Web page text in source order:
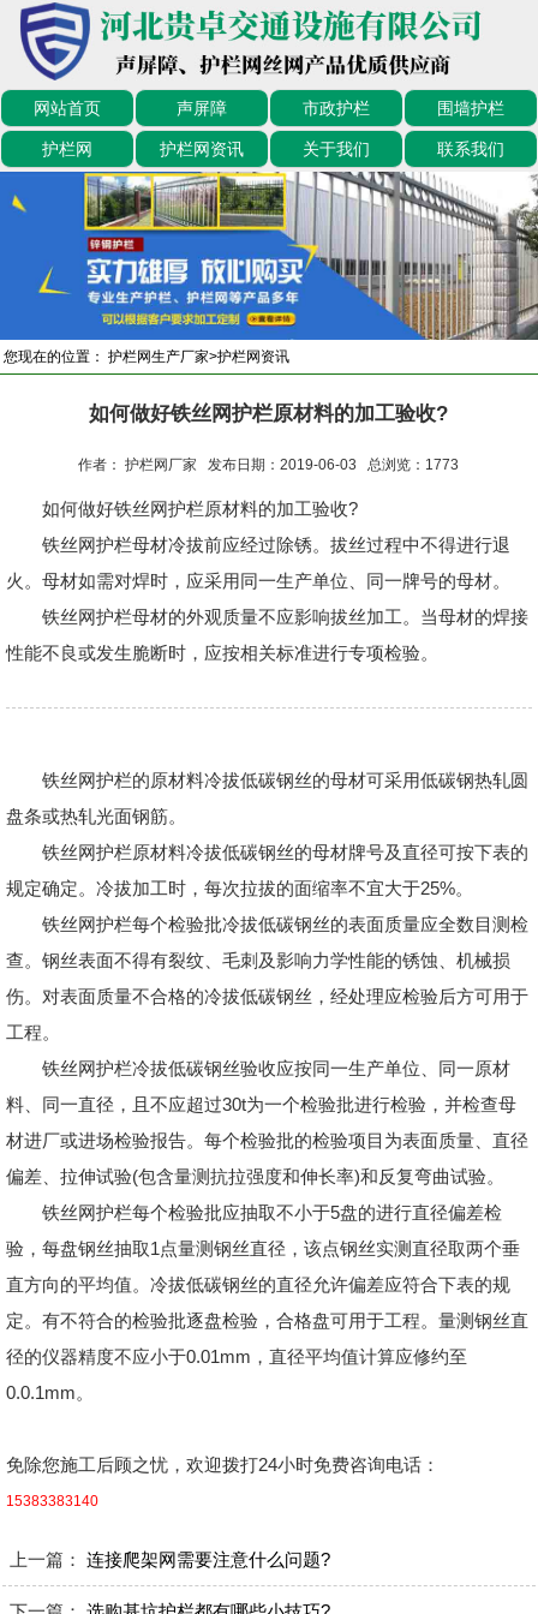
网站首页 声屏障 市政护栏 围墙护栏
护栏网 护栏网资讯 关于我们 联系我们
您现在的位置： 护栏网生产厂家>护栏网资讯
如何做好铁丝网护栏原材料的加工验收?
作者： 护栏网厂家 发布日期：2019-06-03 总浏览： 1773
如何做好铁丝网护栏原材料的加工验收?
铁丝网护栏母材冷拔前应经过除锈。拔丝过程中不得进行退
火。母材如需对焊时，应采用同一生产单位、同一牌号的母材。
铁丝网护栏母材的外观质量不应影响拔丝加工。当母材的焊接
性能不良或发生脆断时，应按相关标准进行专项检验。
铁丝网护栏的原材料冷拔低碳钢丝的母材可采用低碳钢热轧圆
盘条或热轧光面钢筋。
铁丝网护栏原材料冷拔低碳钢丝的母材牌号及直径可按下表的
规定确定。冷拔加工时，每次拉拔的面缩率不宜大于25%。
铁丝网护栏每个检验批冷拔低碳钢丝的表面质量应全数目测检
查。钢丝表面不得有裂纹、毛刺及影响力学性能的锈蚀、机械损
伤。对表面质量不合格的冷拔低碳钢丝，经处理应检验后方可用于
工程。
铁丝网护栏冷拔低碳钢丝验收应按同一生产单位、同一原材
料、同一直径，且不应超过30t为一个检验批进行检验，并检查母
材进厂或进场检验报告。每个检验批的检验项目为表面质量、直径
偏差、拉伸试验(包含量测抗拉强度和伸长率)和反复弯曲试验。
铁丝网护栏每个检验批应抽取不小于5盘的进行直径偏差检
验，每盘钢丝抽取1点量测钢丝直径，该点钢丝实测直径取两个垂
直方向的平均值。冷拔低碳钢丝的直径允许偏差应符合下表的规
定。有不符合的检验批逐盘检验，合格盘可用于工程。量测钢丝直
径的仪器精度不应小于0.01mm，直径平均值计算应修约至
0.0.1mm。
免除您施工后顾之忧，欢迎拨打24小时免费咨询电话：
15383383140
上一篇：连接爬架网需要注意什么问题?